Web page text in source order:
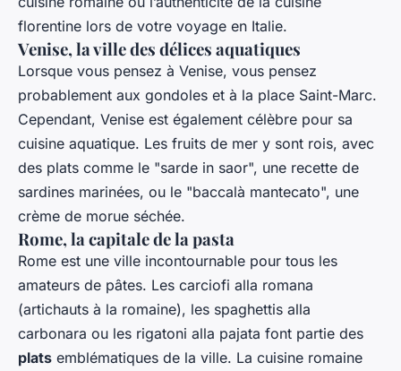
florentine lors de votre voyage en Italie.
Venise, la ville des délices aquatiques
Lorsque vous pensez à Venise, vous pensez
probablement aux gondoles et à la place Saint-Marc.
Cependant, Venise est également célèbre pour sa
cuisine aquatique. Les fruits de mer y sont rois, avec
des plats comme le "sarde in saor", une recette de
sardines marinées, ou le "baccalà mantecato", une
crème de morue séchée.
Rome, la capitale de la pasta
Rome est une ville incontournable pour tous les
amateurs de pâtes. Les carciofi alla romana
(artichauts à la romaine), les spaghettis alla
carbonara ou les rigatoni alla pajata font partie des
plats emblématiques de la ville. La cuisine romaine